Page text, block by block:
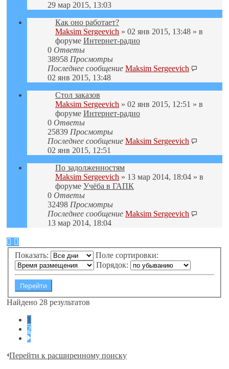
29 мар 2015, 13:03
Как оно работает?
Maksim Sergeevich » 02 янв 2015, 13:48 » в
форуме Интернет-радио
0 Ответы
38958 Просмотры
Последнее сообщение Maksim Sergeevich
02 янв 2015, 13:48
Стол заказов
Maksim Sergeevich » 02 янв 2015, 12:51 » в
форуме Интернет-радио
0 Ответы
25839 Просмотры
Последнее сообщение Maksim Sergeevich
02 янв 2015, 12:51
По задолженностям
Maksim Sergeevich » 13 мар 2014, 18:04 » в
форуме Учёба в ГАПК
0 Ответы
32498 Просмотры
Последнее сообщение Maksim Sergeevich
13 мар 2014, 18:04
Показать:
Поле сортировки:
Порядок:
Найдено 28 результатов
1
2
След.
Перейти к расширенному поиску